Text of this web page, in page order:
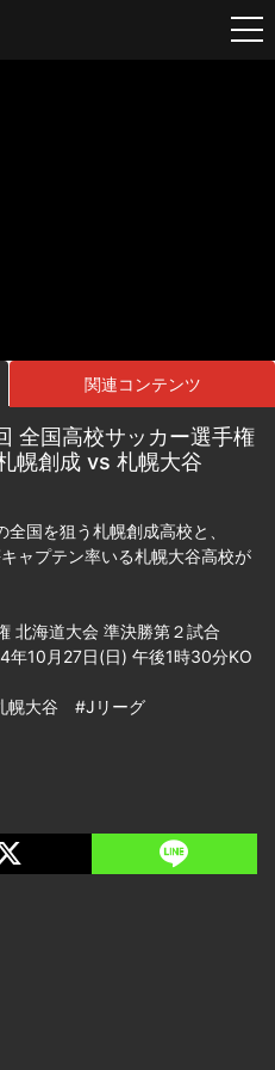
関連コンテンツ
全国高校サッカー選手権
幌創成 vs 札幌大谷
国を狙う札幌創成高校と、
ャプテン率いる札幌大谷高校が
北海道大会 準決勝第２試合
月27日(日) 午後1時30分KO
幌大谷 #Jリーグ